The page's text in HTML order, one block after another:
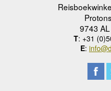
9743
T: +31
E: